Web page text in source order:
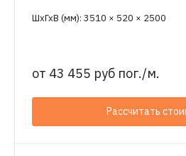
ШхГхВ (мм): 3510 × 520 × 2500
от 43 455 руб пог./м.
Рассчитать